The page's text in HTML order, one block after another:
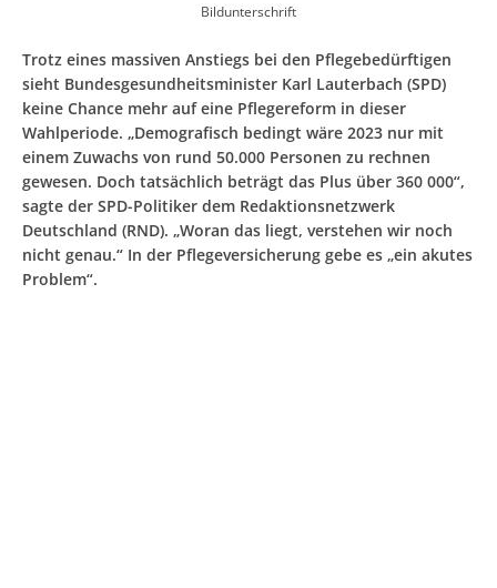
Bildunterschrift
Trotz eines massiven Anstiegs bei den Pflegebedürftigen
sieht Bundesgesundheitsminister Karl Lauterbach (SPD)
keine Chance mehr auf eine Pflegereform in dieser
Wahlperiode. „Demografisch bedingt wäre 2023 nur mit
einem Zuwachs von rund 50.000 Personen zu rechnen
gewesen. Doch tatsächlich beträgt das Plus über 360 000“,
sagte der SPD-Politiker dem Redaktionsnetzwerk
Deutschland (RND). „Woran das liegt, verstehen wir noch
nicht genau.“ In der Pflegeversicherung gebe es „ein akutes
Problem“.